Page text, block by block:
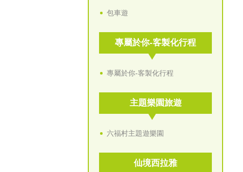
包車遊
專屬於你-客製化行程
專屬於你-客製化行程
主題樂園旅遊
六福村主題遊樂園
仙境西拉雅